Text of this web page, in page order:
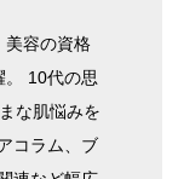
美容の資格
。 10代の思
な肌悩みを
コラム、ブ